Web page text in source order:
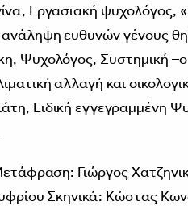
Εργασιακή
ευθυνών γένους
Ψυχολόγος, Συστημική
αλλαγή και
Ειδική εγγεγραμμένη
Γιώργος
Σκηνικά: Κώστας